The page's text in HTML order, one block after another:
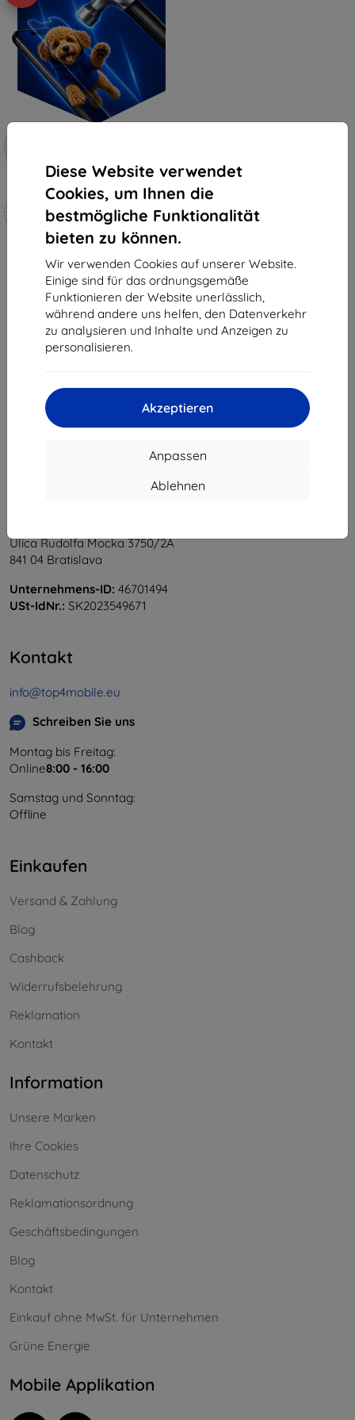
Diese Website verwendet
Cookies, um Ihnen die
bestmögliche Funktionalität
bieten zu können.
Wir verwenden Cookies auf unserer Website.
Einige sind für das ordnungsgemäße
Funktionieren der Website unerlässlich,
während andere uns helfen, den Datenverkehr
zu analysieren und Inhalte und Anzeigen zu
personalisieren.
Akzeptieren
Anpassen
Ablehnen
3mk Hammer Schutzfolie
Maßgeschneidert
hergestellt
19,90 €
17,91 €
Auf Lager 4 Stk.
1
Ulica Rudolfa Mocka 3750/2A
841 04 Bratislava
Unternehmens-ID: 46701494
USt-IdNr.: SK2023549671
Kontakt
info@top4mobile.eu
Schreiben Sie uns
Montag bis Freitag:
Online8:00 - 16:00
Samstag und Sonntag:
Offline
Einkaufen
Versand & Zahlung
Blog
Cashback
Widerrufsbelehrung
Reklamation
Kontakt
Information
Unsere Marken
Ihre Cookies
Datenschutz
Reklamationsordnung
Geschäftsbedingungen
Blog
Kontakt
Einkauf ohne MwSt. für Unternehmen
Grüne Energie
Mobile Applikation